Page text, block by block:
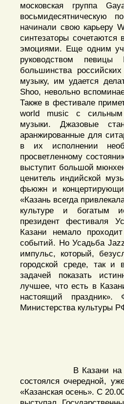
московская группа
восьмидесятническую
начинали свою карьеру
синтезаторы
эмоциями. Еще одним
руководством
большинства
музыку, им удается
Shoo, невольно
Также в фестивале
world music с сильным
музыки. Джазовые
аранжированные для
в их исполнении
просветленному
выступит большой
ценитель индийской
фьюжн и
«Казань всегда
культуре и богатым
президент фестиваля
Казани немало
событий. Но Усадьба
импульс, который,
городской среде, так
задачей показать
лучшее, что есть в
настоящий праздник».
Министерства культуры
В Казани на
состоялся очередной,
«Казанская осень». С